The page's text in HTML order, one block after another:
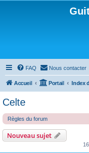
FAQ Nous contacter
Accueil Portail
Celte
Règles du forum
Nouveau sujet